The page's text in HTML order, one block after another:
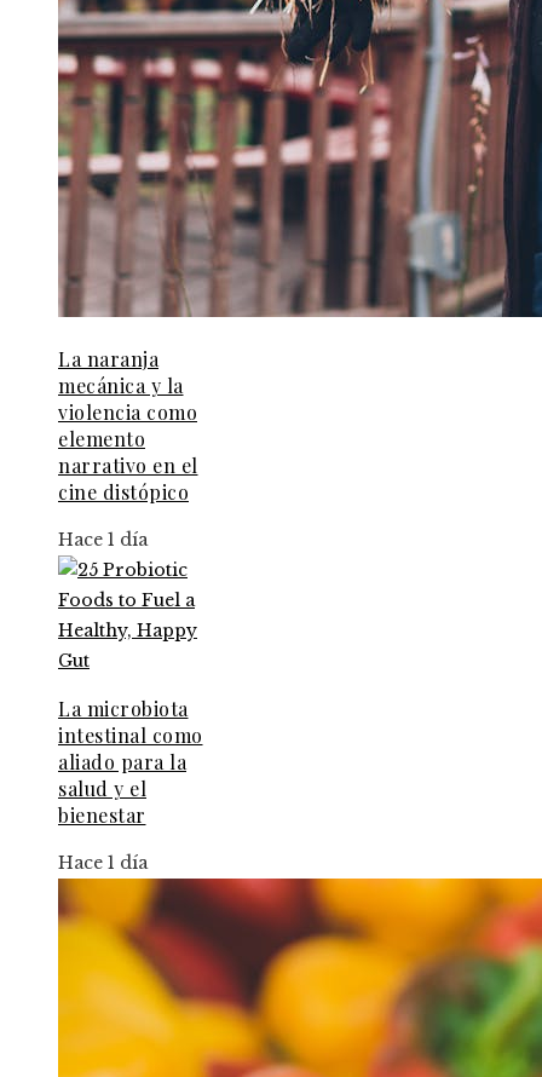
La naranja
mecánica y la
violencia como
elemento
narrativo en el
cine distópico
Hace 1 día
La microbiota
intestinal como
aliado para la
salud y el
bienestar
Hace 1 día